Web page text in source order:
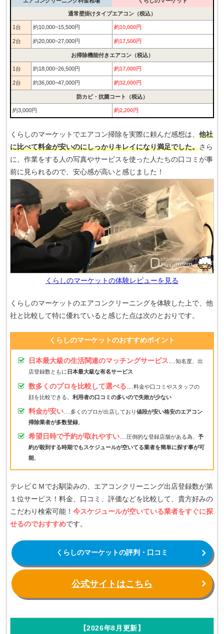
通常壁掛けタイプエアコン（税込）
1台 約10,000~15,500円 約10,000円
2台 約20,000~27,000円 約17,500円
お掃除機能付きエアコン（税込）
1台 約18,000~26,500円 約17,000円
2台 約36,000~47,000円 約32,000円
防カビ・抗菌コート（税込）
約3,000円 約2,200円
くらしのマーケットでエアコン掃除を実際に頼んだ感想は、 他社
に比べて料金が安いのにしっかりキレイになり満足でした。さら
に、作業をする人の写真やサービスを使った人たちの口コミが事
前に見られるので、安心感が高いと感じました！
くらしのマーケットの体験レビューを見る
くらしのマーケットのエアコンクリーニングを体験した上で、他
社と比較して特に優れていると感じた点は次のとおりです。
くらしのマーケットのおすすめポイント
日本最大級の生活関連のマッチングサービス…知名度、出
店登録数ともに 日本最大級な有名サービス
数多くのプロを比較して選べる
料金や口コミやスタッフの
顔を比較できる。 利用者の口コミの多いので失敗が少ない
料金が安い… 多くのプロが出店しており値段が安い格安のエアコン
掃除業者が多数登録。
希望日時で予約が取れやすい… 圧倒的な登録店舗がある為、 予
約が殺到する時期でもスケジュールが空いてる業者を簡単に探す事が可
能。
テレビＣＭでお馴染みの、エアコンクリーニング出店登録数が第
１位サービス！料金、口コミ、評価などを比較して、貴方好みの
こだわり検索可能！ 今スケジュールが空いている業者をすぐに探
せるのでおすすめです。
くらしのマーケットの評判・口コミ
公式サイトはこちら
【2026年8月更新】